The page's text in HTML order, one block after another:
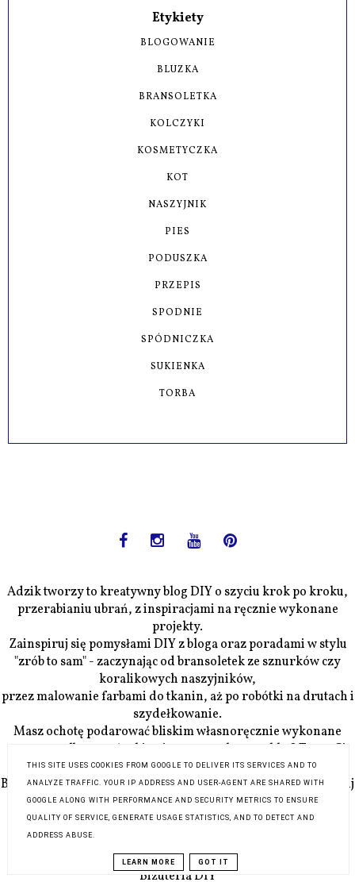
Etykiety
BLOGOWANIE
BLUZKA
BRANSOLETKA
KOLCZYKI
KOSMETYCZKA
KOT
NASZYJNIK
PIES
PODUSZKA
PRZEPIS
SPODNIE
SPÓDNICZKA
SUKIENKA
TORBA
Adzik tworzy to kreatywny blog DIY o szyciu krok po kroku,
przerabianiu ubrań, z inspiracjami na ręcznie wykonane
projekty.
Zainspiruj się pomysłami DIY z bloga oraz poradami w stylu
"zrób to sam" - zaczynając od bransoletek ze sznurków czy
koralikowych naszyjników,
przez malowanie farbami do tkanin, aż po robótki na drutach i
szydełkowanie.
Masz ochotę podarować bliskim własnoręcznie wykonane
prezenty albo uszyć sobie niepowtarzalną torebkę? Teraz Ci
się to uda!
Blog DIY Adzik-tworzy.pl stoi przed Tobą otworem. Zainspiruj
się i stwórz coś z Adzikiem! ✨
Spis treści
Biżuteria DIY
THIS SITE USES COOKIES FROM GOOGLE TO DELIVER ITS SERVICES AND TO
ANALYZE TRAFFIC. YOUR IP ADDRESS AND USER-AGENT ARE SHARED WITH
GOOGLE ALONG WITH PERFORMANCE AND SECURITY METRICS TO ENSURE
QUALITY OF SERVICE, GENERATE USAGE STATISTICS, AND TO DETECT AND
ADDRESS ABUSE.
LEARN MORE GOT IT